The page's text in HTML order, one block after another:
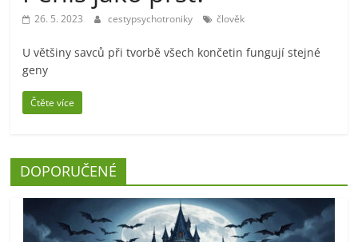
26. 5. 2023 cestypsychotroniky člověk
U většiny savců při tvorbě všech končetin fungují stejné
geny
Čtěte více
DOPORUČENÉ